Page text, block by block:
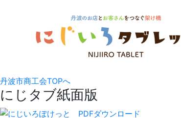
丹波市商工会TOPへ
にじタブ紙面版